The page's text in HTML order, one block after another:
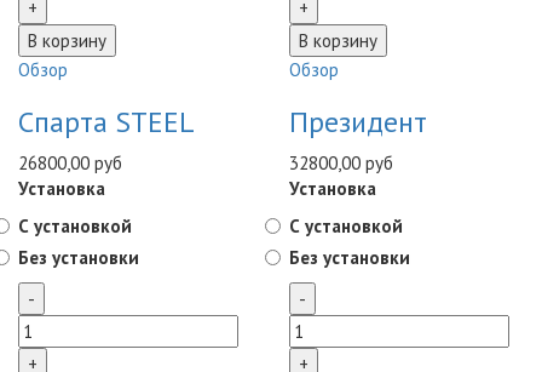
Обзор
Спарта STEEL
26800,00 руб
Установка
С установкой
Без установки
Обзор
Президент
32800,00 руб
Установка
С установкой
Без установки